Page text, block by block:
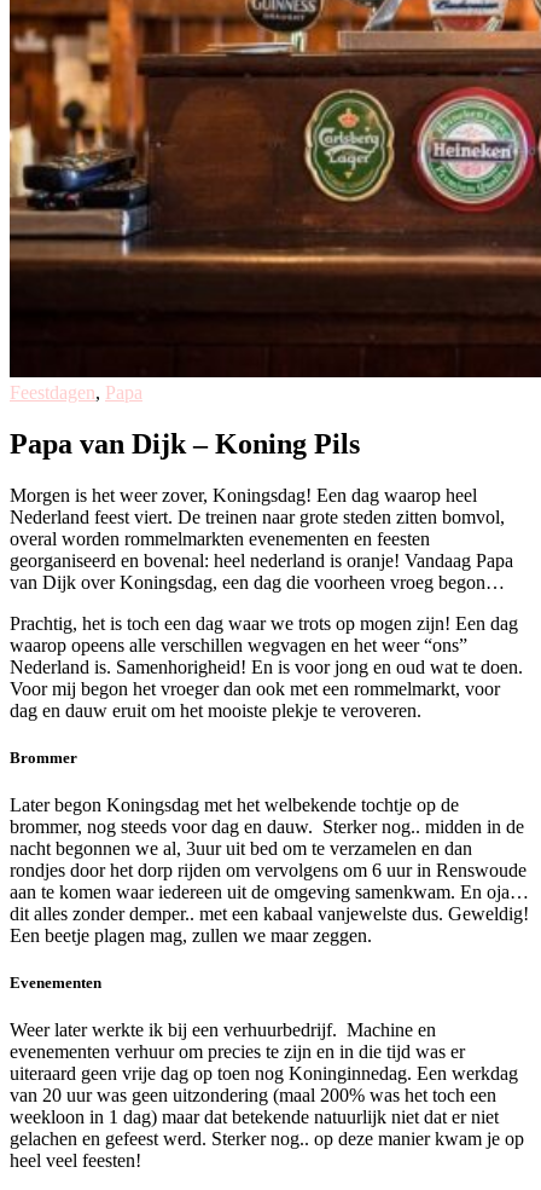
Feestdagen, Papa
Papa van Dijk – Koning Pils
Morgen is het weer zover, Koningsdag! Een dag waarop heel
Nederland feest viert. De treinen naar grote steden zitten bomvol,
overal worden rommelmarkten evenementen en feesten
georganiseerd en bovenal: heel nederland is oranje! Vandaag Papa
van Dijk over Koningsdag, een dag die voorheen vroeg begon…
Prachtig, het is toch een dag waar we trots op mogen zijn! Een dag
waarop opeens alle verschillen wegvagen en het weer “ons”
Nederland is. Samenhorigheid! En is voor jong en oud wat te doen.
Voor mij begon het vroeger dan ook met een rommelmarkt, voor
dag en dauw eruit om het mooiste plekje te veroveren.
Brommer
Later begon Koningsdag met het welbekende tochtje op de
brommer, nog steeds voor dag en dauw. Sterker nog.. midden in de
nacht begonnen we al, 3uur uit bed om te verzamelen en dan
rondjes door het dorp rijden om vervolgens om 6 uur in Renswoude
aan te komen waar iedereen uit de omgeving samenkwam. En oja…
dit alles zonder demper.. met een kabaal vanjewelste dus. Geweldig!
Een beetje plagen mag, zullen we maar zeggen.
Evenementen
Weer later werkte ik bij een verhuurbedrijf. Machine en
evenementen verhuur om precies te zijn en in die tijd was er
uiteraard geen vrije dag op toen nog Koninginnedag. Een werkdag
van 20 uur was geen uitzondering (maal 200% was het toch een
weekloon in 1 dag) maar dat betekende natuurlijk niet dat er niet
gelachen en gefeest werd. Sterker nog.. op deze manier kwam je op
heel veel feesten!